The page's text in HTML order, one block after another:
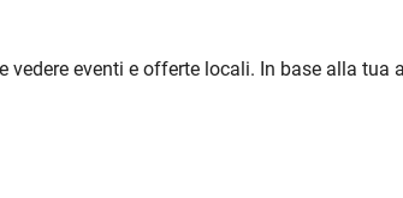
eventi e offerte locali. In base alla tua